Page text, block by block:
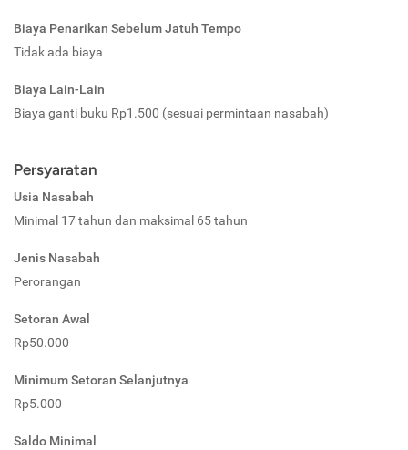
Biaya Penarikan Sebelum Jatuh Tempo
Tidak ada biaya
Biaya Lain-Lain
Biaya ganti buku Rp1.500 (sesuai permintaan nasabah)
Persyaratan
Usia Nasabah
Minimal 17 tahun dan maksimal 65 tahun
Jenis Nasabah
Perorangan
Setoran Awal
Rp50.000
Minimum Setoran Selanjutnya
Rp5.000
Saldo Minimal